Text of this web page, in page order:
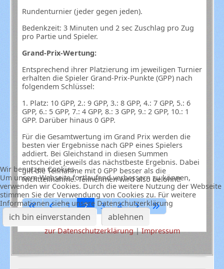
Rundenturnier (jeder gegen jeden).
Bedenkzeit: 3 Minuten und 2 sec Zuschlag pro Zug
pro Partie und Spieler.
Grand-Prix-Wertung:
Entsprechend ihrer Platzierung im jeweiligen Turnier
erhalten die Spieler Grand-Prix-Punkte (GPP) nach
folgendem Schlüssel:
1. Platz: 10 GPP, 2.: 9 GPP, 3.: 8 GPP, 4.: 7 GPP, 5.: 6
GPP, 6.: 5 GPP, 7.: 4 GPP, 8.: 3 GPP, 9.: 2 GPP, 10.: 1
GPP. Darüber hinaus 0 GPP.
Für die Gesamtwertung im Grand Prix werden die
besten vier Ergebnisse nach GPP eines Spielers
addiert. Bei Gleichstand in diesen Summen
entscheidet jeweils das nächstbeste Ergebnis. Dabei
gilt die Teilnahme mit 0 GPP besser als die
Nichtteilnahme. Teilnehmen wird also belohnt!
1 2 3 4
Wir benutzen Cookies
Um unsere Webseite fortlaufend verbessern zu können,
verwenden wir Cookies. Durch die weitere Nutzung der Webseite
stimmen Sie der Verwendung von Cookies zu. Für weitere
Informationen siehe unsere Datenschutzerklärung
ich bin einverstanden ablehnen
zur Datenschutzerklärung|Impressum